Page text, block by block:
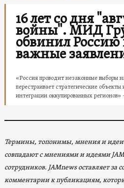
16 лет со дня
войны". МИД
обвинил Россию
важные
«Россия проводит незаконные выборы
перестраивает стратегические
интеграции оккупированных
Термины, топонимы, мнения и идеи
совпадают с мнениями и идеями
сотрудников. JAMnews оставляет за
комментарии к публикациям,